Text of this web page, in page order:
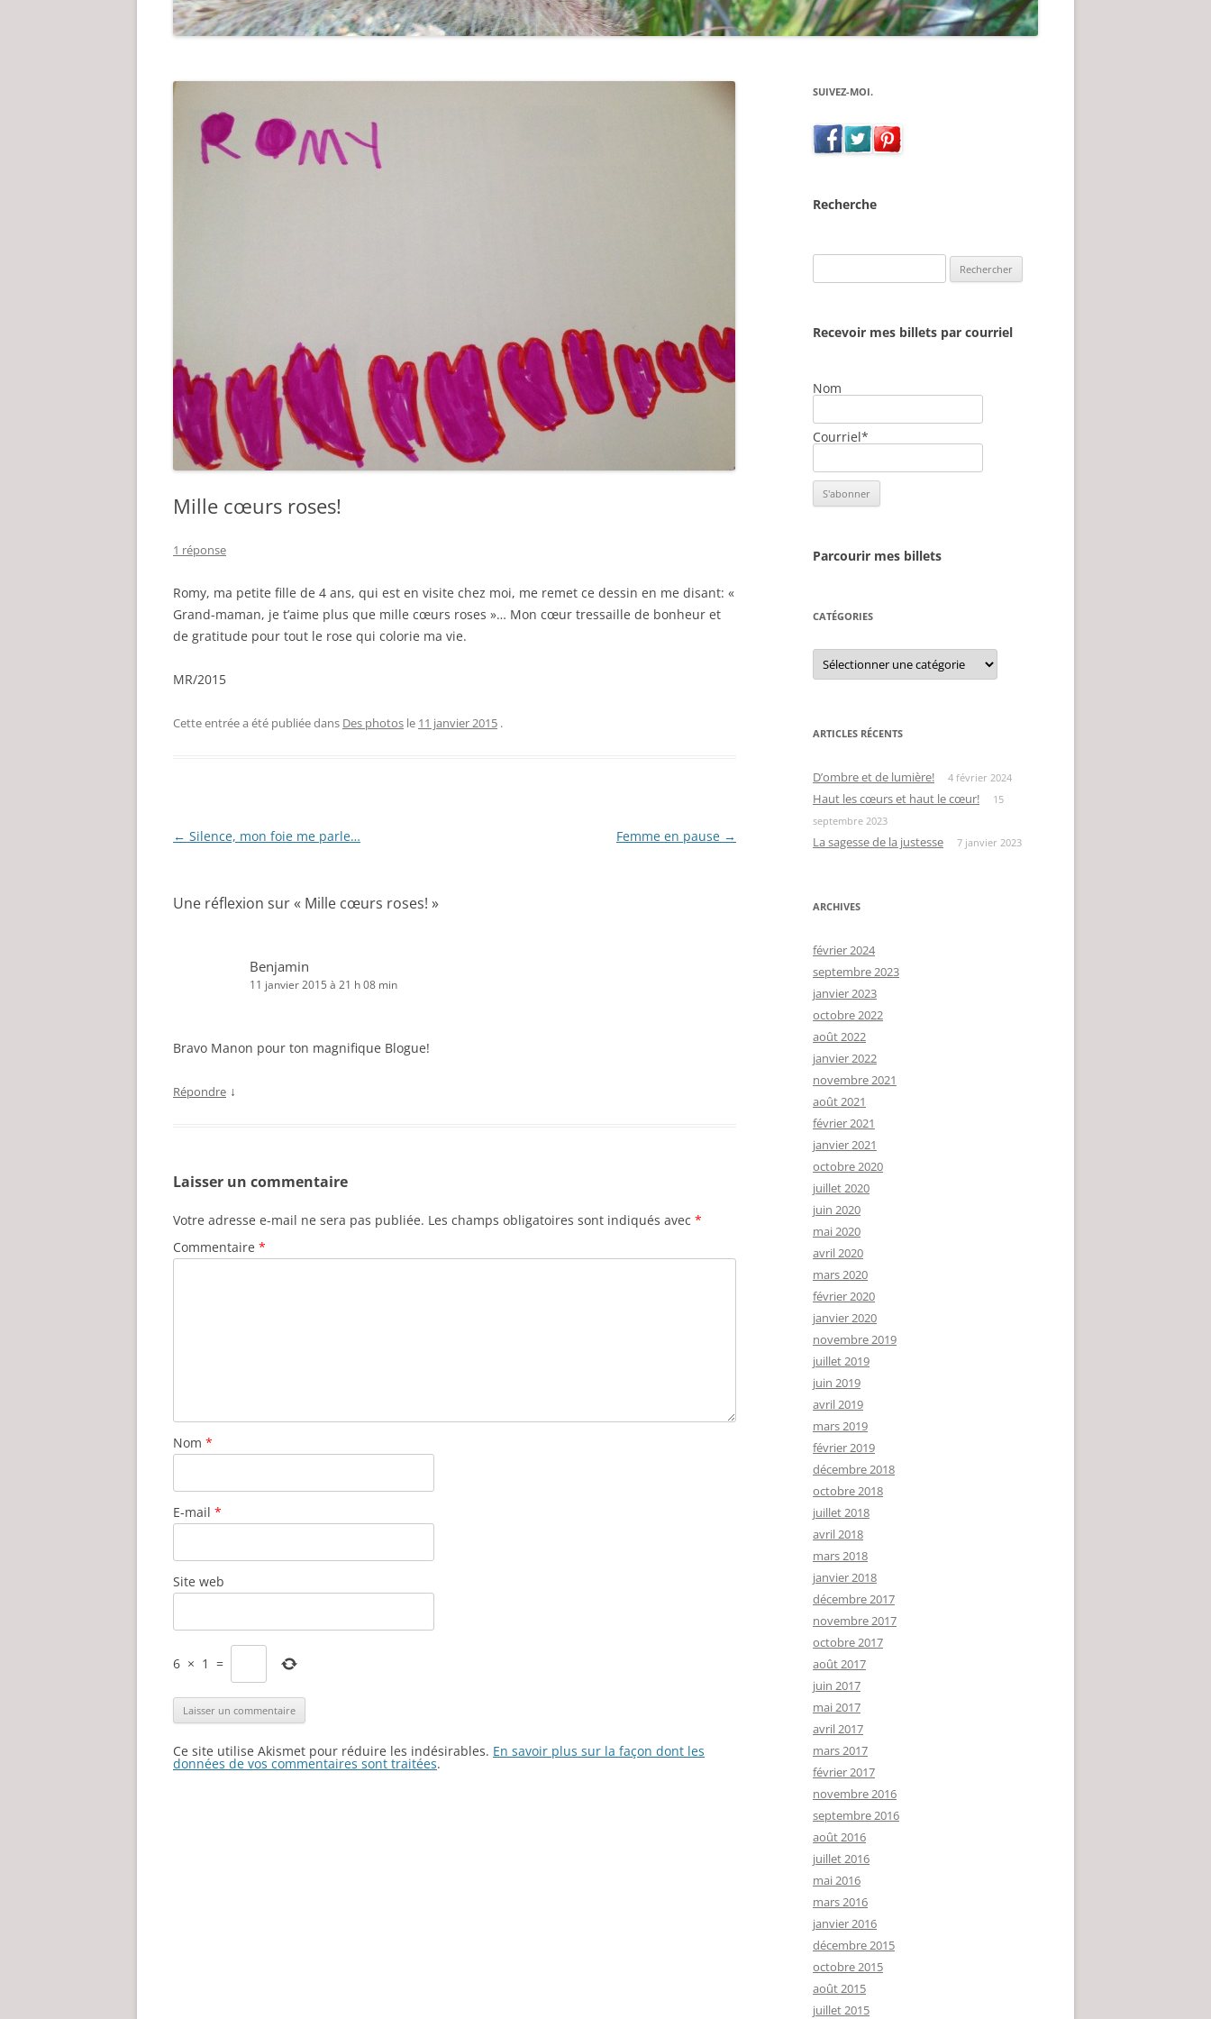
Mille cœurs roses!
1 réponse
Romy, ma petite fille de 4 ans, qui est en visite chez moi, me remet ce dessin en me disant: «
Grand-maman, je t’aime plus que mille cœurs roses »… Mon cœur tressaille de bonheur et
de gratitude pour tout le rose qui colorie ma vie.
MR/2015
Cette entrée a été publiée dans Des photos le 11 janvier 2015 .
Navigation
← Silence, mon foie me parle… Femme en pause →
Une réflexion sur « Mille cœurs roses! »
Benjamin
11 janvier 2015 à 21 h 08 min
Bravo Manon pour ton magnifique Blogue!
Répondre ↓
Laisser un commentaire
Votre adresse e-mail ne sera pas publiée. Les champs obligatoires sont indiqués avec *
Commentaire *
Nom *
E-mail *
Site web
6 × 1 =
Ce site utilise Akismet pour réduire les indésirables. En savoir plus sur la façon dont les
données de vos commentaires sont traitées.
SUIVEZ-MOI.
Recherche
Recevoir mes billets par courriel
Nom
Courriel*
Parcourir mes billets
CATÉGORIES
Catégories
ARTICLES RÉCENTS
D’ombre et de lumière! 4 février 2024
Haut les cœurs et haut le cœur!
15
septembre 2023
La sagesse de la justesse 7 janvier 2023
ARCHIVES
février 2024
septembre 2023
janvier 2023
octobre 2022
août 2022
janvier 2022
novembre 2021
août 2021
février 2021
janvier 2021
octobre 2020
juillet 2020
juin 2020
mai 2020
avril 2020
mars 2020
février 2020
janvier 2020
novembre 2019
juillet 2019
juin 2019
avril 2019
mars 2019
février 2019
décembre 2018
octobre 2018
juillet 2018
avril 2018
mars 2018
janvier 2018
décembre 2017
novembre 2017
octobre 2017
août 2017
juin 2017
mai 2017
avril 2017
mars 2017
février 2017
novembre 2016
septembre 2016
août 2016
juillet 2016
mai 2016
mars 2016
janvier 2016
décembre 2015
octobre 2015
août 2015
juillet 2015